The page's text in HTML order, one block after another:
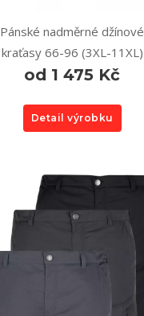
Pánské nadměrné džínové
kraťasy 66-96 (3XL-11XL)
od 1 475 Kč
Detail výrobku